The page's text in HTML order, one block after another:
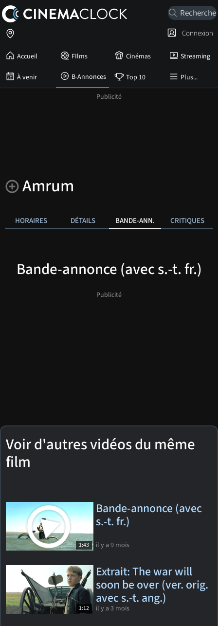
Accueil FIlms Cinémas Streaming
À venir B-Annonces Top 10 Plus...
Connexion
Amrum
HORAIRES DÉTAILS BANDE-ANN. CRITIQUES
Bande-annonce (avec s.-t. fr.)
Voir d'autres vidéos du même
film
1:43
Bande-annonce (avec
s.-t. fr.)
il y a 9 mois
1:12
Extrait: The war will
soon be over (ver. orig.
avec s.-t. ang.)
il y a 3 mois